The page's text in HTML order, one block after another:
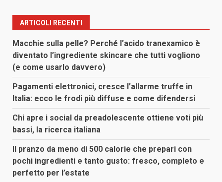
ARTICOLI RECENTI
Macchie sulla pelle? Perché l’acido tranexamico è
diventato l’ingrediente skincare che tutti vogliono
(e come usarlo davvero)
Pagamenti elettronici, cresce l’allarme truffe in
Italia: ecco le frodi più diffuse e come difendersi
Chi apre i social da preadolescente ottiene voti più
bassi, la ricerca italiana
Il pranzo da meno di 500 calorie che prepari con
pochi ingredienti e tanto gusto: fresco, completo e
perfetto per l’estate